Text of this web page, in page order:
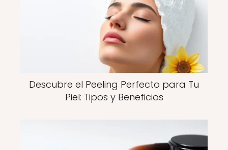
Descubre el Peeling Perfecto para Tu
Piel: Tipos y Beneficios